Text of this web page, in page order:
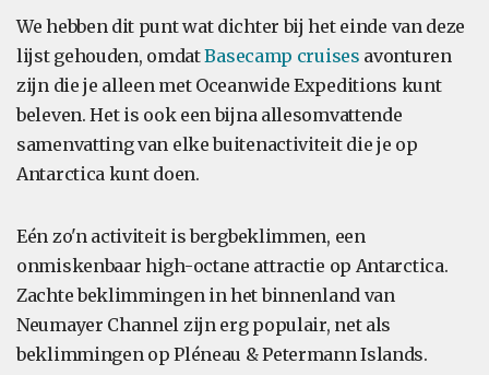
We hebben dit punt wat dichter bij het einde van deze
lijst gehouden, omdatBasecamp cruises avonturen
zijn die je alleen met Oceanwide Expeditions kunt
beleven. Het is ook een bijna allesomvattende
samenvatting van elke buitenactiviteit die je op
Antarctica kunt doen.
Eén zo'n activiteit is bergbeklimmen, een
onmiskenbaar high-octane attractie op Antarctica.
Zachte beklimmingen in het binnenland van
Neumayer Channel zijn erg populair, net als
beklimmingen op Pléneau & Petermann Islands.